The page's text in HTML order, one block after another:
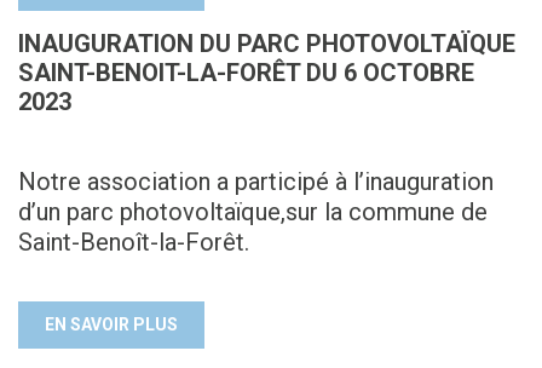
INAUGURATION DU PARC PHOTOVOLTAÏQUE
SAINT-BENOIT-LA-FORÊT DU 6 OCTOBRE
2023
Notre association a participé à l’inauguration
d’un parc photovoltaïque,sur la commune de
Saint-Benoît-la-Forêt.
EN SAVOIR PLUS